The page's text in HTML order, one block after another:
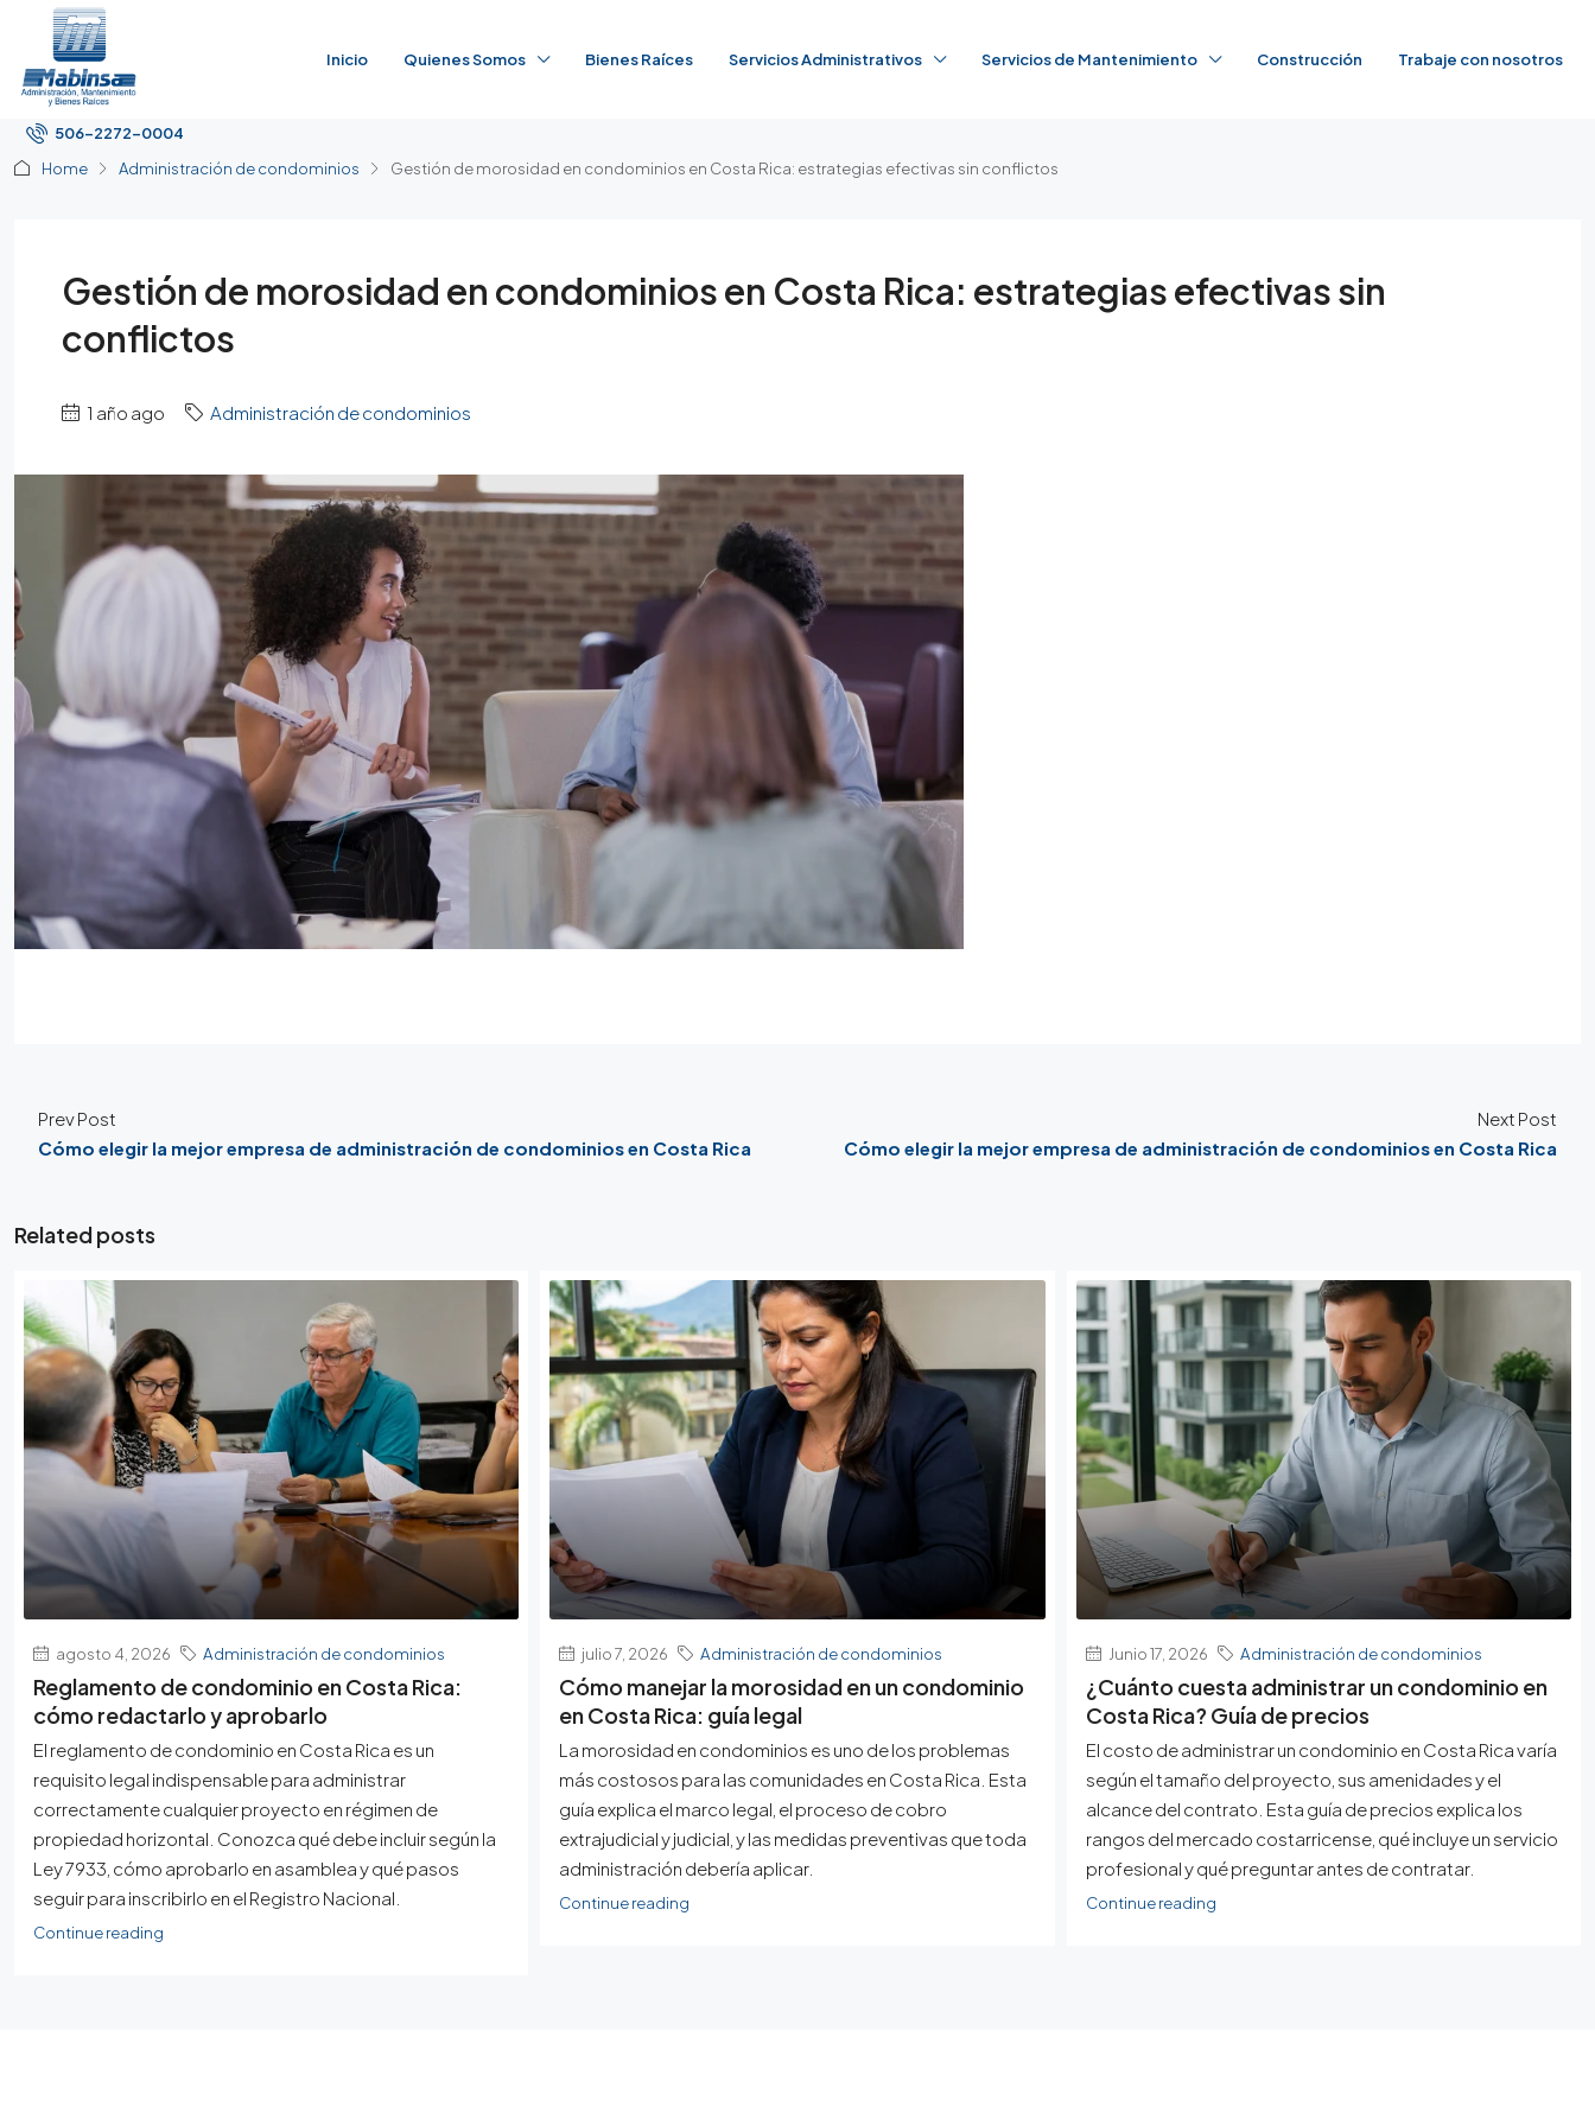
Inicio Quienes Somos Bienes Raíces Servicios Administrativos Servicios de Mantenimiento Construcción Trabaje con nosotros
506-2272-0004
Home
Administración de condominios Gestión de morosidad en condominios en Costa Rica: estrategias efectivas sin conflictos
Gestión de morosidad en condominios en Costa Rica: estrategias efectivas sin
conflictos
1 año ago Administración de condominios
Prev Post
Cómo elegir la mejor empresa de administración de condominios en Costa Rica
Next Post
Cómo elegir la mejor empresa de administración de condominios en Costa Rica
Related posts
agosto 4, 2026 Administración de condominios
Reglamento de condominio en Costa Rica:
cómo redactarlo y aprobarlo
El reglamento de condominio en Costa Rica es un
requisito legal indispensable para administrar
correctamente cualquier proyecto en régimen de
propiedad horizontal. Conozca qué debe incluir según la
Ley 7933, cómo aprobarlo en asamblea y qué pasos
seguir para inscribirlo en el Registro Nacional.
Continue reading
julio 7, 2026 Administración de condominios
Cómo manejar la morosidad en un condominio
en Costa Rica: guía legal
La morosidad en condominios es uno de los problemas
más costosos para las comunidades en Costa Rica. Esta
guía explica el marco legal, el proceso de cobro
extrajudicial y judicial, y las medidas preventivas que toda
administración debería aplicar.
Continue reading
Junio 17, 2026 Administración de condominios
¿Cuánto cuesta administrar un condominio en
Costa Rica? Guía de precios
El costo de administrar un condominio en Costa Rica varía
según el tamaño del proyecto, sus amenidades y el
alcance del contrato. Esta guía de precios explica los
rangos del mercado costarricense, qué incluye un servicio
profesional y qué preguntar antes de contratar.
Continue reading